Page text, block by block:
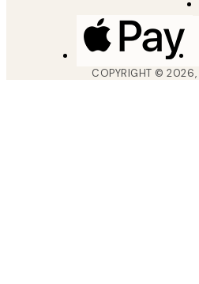
COPYRIGHT ©2026,